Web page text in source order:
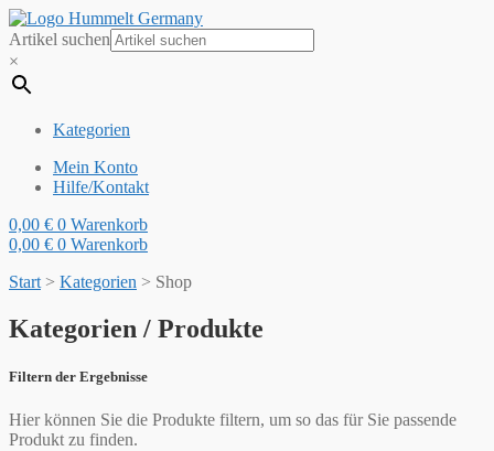
Artikel suchen
×
Kategorien
Mein Konto
Hilfe/Kontakt
0,00 € 0 Warenkorb
0,00 € 0 Warenkorb
Start > Kategorien > Shop
Kategorien / Produkte
Filtern der Ergebnisse
Hier können Sie die Produkte filtern, um so das für Sie passende
Produkt zu finden.